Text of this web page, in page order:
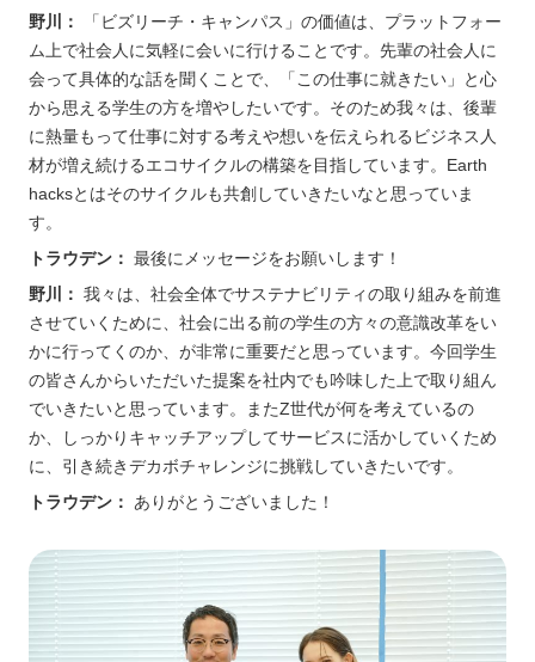
野川：
「ビズリーチ・キャンパス」の価値は、プラットフォー
ム上で社会人に気軽に会いに行けることです。先輩の社会人に
会って具体的な話を聞くことで、「この仕事に就きたい」と心
から思える学生の方を増やしたいです。そのため我々は、後輩
に熱量もって仕事に対する考えや想いを伝えられるビジネス人
材が増え続けるエコサイクルの構築を目指しています。Earth
hacksとはそのサイクルも共創していきたいなと思っていま
す。
トラウデン： 最後にメッセージをお願いします！
野川： 我々は、社会全体でサステナビリティの取り組みを前進
させていくために、社会に出る前の学生の方々の意識改革をい
かに行ってくのか、が非常に重要だと思っています。今回学生
の皆さんからいただいた提案を社内でも吟味した上で取り組ん
でいきたいと思っています。またZ世代が何を考えているの
か、しっかりキャッチアップしてサービスに活かしていくため
に、引き続きデカボチャレンジに挑戦していきたいです。
トラウデン：
ありがとうございました！